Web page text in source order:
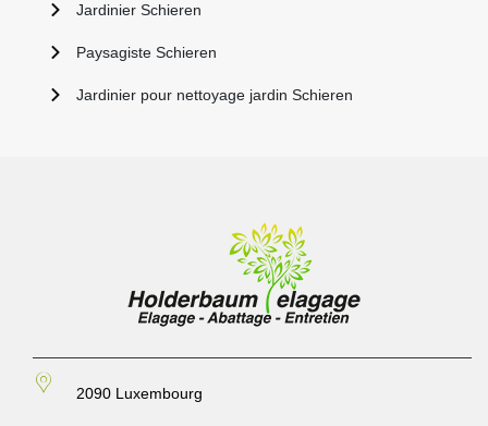
Jardinier Schieren
Paysagiste Schieren
Jardinier pour nettoyage jardin Schieren
2090 Luxembourg